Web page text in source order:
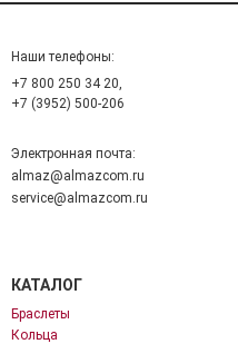
Наши телефоны:
+7 800 250 34 20,
+7 (3952) 500-206
Электронная почта:
almaz@almazcom.ru
service@almazcom.ru
КАТАЛОГ
Браслеты
Кольца